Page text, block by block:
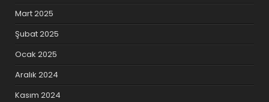
Mart 2025
Şubat 2025
Ocak 2025
Aralık 2024
Kasım 2024